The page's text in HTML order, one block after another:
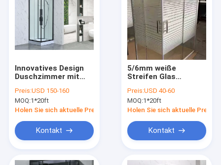
Innovatives Design
Duschzimmer mit
Glas und matt
schwarzem Rahmen
Preis:USD 150-160
MOQ:1*20ft
Holen Sie sich aktuelle Preis
Kontakt
5/6mm weiße
Streifen Glas
Duschkabine mit
Alum weißem
Rahmen
Preis:USD 40-60
MOQ:1*20ft
Holen Sie sich aktuelle Preis
Kontakt